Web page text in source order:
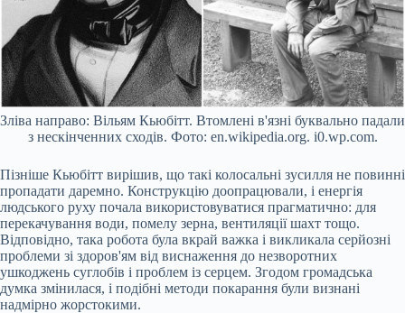
Зліва направо: Вільям Кьюбітт. Втомлені в'язні буквально падали
з нескінченних сходів. Фото: en.wikipedia.org. i0.wp.com.
Пізніше Кьюбітт вирішив, що такі колосальні зусилля не повинні
пропадати даремно. Конструкцію доопрацювали, і енергія
людського руху почала використовуватися прагматично: для
перекачування води, помелу зерна, вентиляції шахт тощо.
Відповідно, така робота була вкрай важка і викликала серйозні
проблеми зі здоров'ям від виснаження до незворотних
ушкоджень суглобів і проблем із серцем. Згодом громадська
думка змінилася, і подібні методи покарання були визнані
надмірно жорстокими.